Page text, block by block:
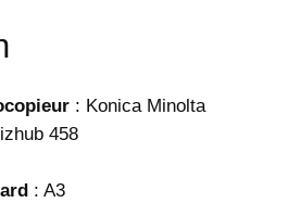
: Konica Minolta
458
: A3